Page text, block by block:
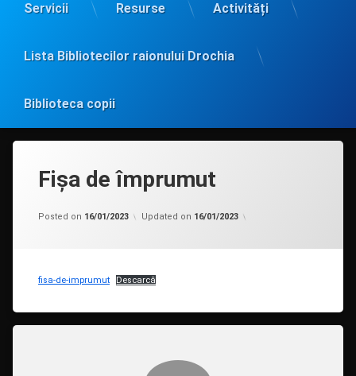
Servicii Resurse Activități
Lista Bibliotecilor raionului Drochia
Biblioteca copii
Fișa de împrumut
Posted on 16/01/2023 Updated on 16/01/2023
fisa-de-imprumut Descarcă